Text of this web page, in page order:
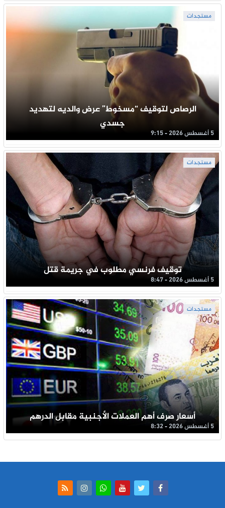
مستجدات
الرصاص لتوقيف “مسخوط” عرض والديه لتهديد
جسدي
5 أغسطس 2026 - 9:15
مستجدات
توقيف فرنسي مطلوب في جريمة قتل
5 أغسطس 2026 - 8:47
مستجدات
أسعار صرف أهم العملات الأجنبية مقابل الدرهم
5 أغسطس 2026 - 8:32